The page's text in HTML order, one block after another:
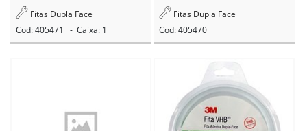
Fitas Dupla Face
Cod: 405471 - Caixa: 1
Fitas Dupla Face
Cod: 405470